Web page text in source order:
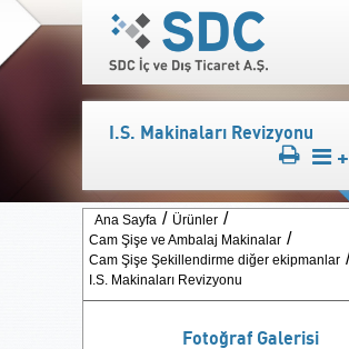
I.S. Makinaları Revizyonu
+
Ana Sayfa
Ürünler
Cam Şişe ve Ambalaj Makinalar
Cam Şişe Şekillendirme diğer ekipmanlar
I.S. Makinaları Revizyonu
Fotoğraf Galerisi